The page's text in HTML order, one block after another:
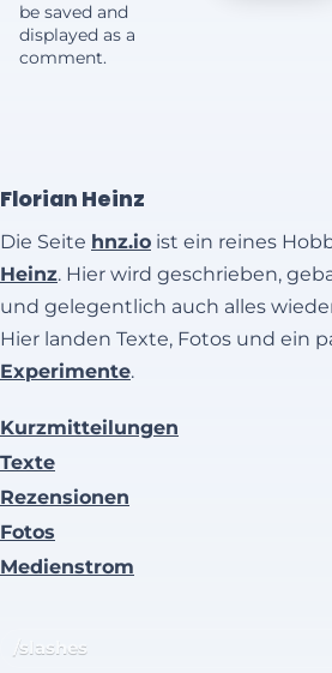
be saved and
displayed as a
comment.
Florian Heinz
Die Seite hnz.io ist ein reines
Heinz. Hier wird geschrieben,
und gelegentlich auch alles
Hier landen Texte, Fotos und ein
Experimente.
Kurzmitteilungen
Texte
Rezensionen
Fotos
Medienstrom
/slashes